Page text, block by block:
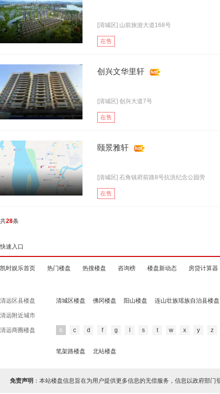
[清城区] 山前旅游大道168号
在售
创兴文华里轩
[清城区] 创兴大道7号
在售
颐景雅轩
[清城区] 石角镇府前路8号抗洪纪念公园旁
在售
共28条
快速入口
凯时娱乐首页 热门楼盘 热搜楼盘 咨询榜 楼盘新动态 房贷计算器
清远区县楼盘 清城区楼盘 佛冈楼盘 阳山楼盘 连山壮族瑶族自治县楼盘
清远附近城市
清远商圈楼盘 b c d f g s t w x y z
笔架路楼盘 北站楼盘
免责声明 ：本站楼盘信息旨在为用户提供更多信息的无偿服务，信息以政府部门